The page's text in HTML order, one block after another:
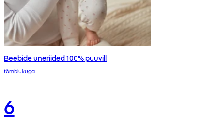
Beebide uneriided 100% puuvill
tõmblukuga
6